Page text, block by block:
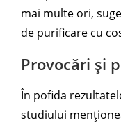
mai multe ori,
de purificare cu
Provocări și
În pofida
studiului